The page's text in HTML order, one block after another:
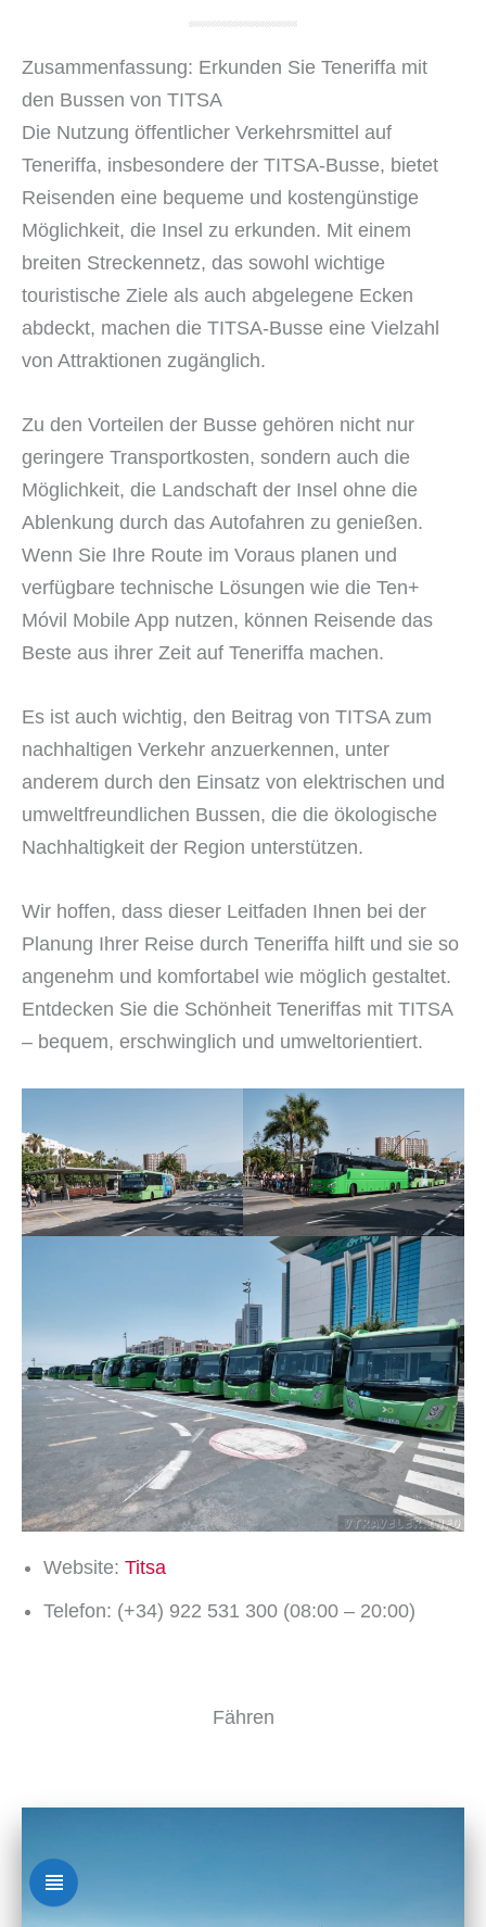
Zusammenfassung: Erkunden Sie Teneriffa mit
den Bussen von TITSA
Die Nutzung öffentlicher Verkehrsmittel auf
Teneriffa, insbesondere der TITSA-Busse, bietet
Reisenden eine bequeme und kostengünstige
Möglichkeit, die Insel zu erkunden. Mit einem
breiten Streckennetz, das sowohl wichtige
touristische Ziele als auch abgelegene Ecken
abdeckt, machen die TITSA-Busse eine Vielzahl
von Attraktionen zugänglich.
Zu den Vorteilen der Busse gehören nicht nur
geringere Transportkosten, sondern auch die
Möglichkeit, die Landschaft der Insel ohne die
Ablenkung durch das Autofahren zu genießen.
Wenn Sie Ihre Route im Voraus planen und
verfügbare technische Lösungen wie die Ten+
Móvil Mobile App nutzen, können Reisende das
Beste aus ihrer Zeit auf Teneriffa machen.
Es ist auch wichtig, den Beitrag von TITSA zum
nachhaltigen Verkehr anzuerkennen, unter
anderem durch den Einsatz von elektrischen und
umweltfreundlichen Bussen, die die ökologische
Nachhaltigkeit der Region unterstützen.
Wir hoffen, dass dieser Leitfaden Ihnen bei der
Planung Ihrer Reise durch Teneriffa hilft und sie so
angenehm und komfortabel wie möglich gestaltet.
Entdecken Sie die Schönheit Teneriffas mit TITSA
– bequem, erschwinglich und umweltorientiert.
Website: Titsa
Telefon: (+34) 922 531 300 (08:00 – 20:00)
Fähren